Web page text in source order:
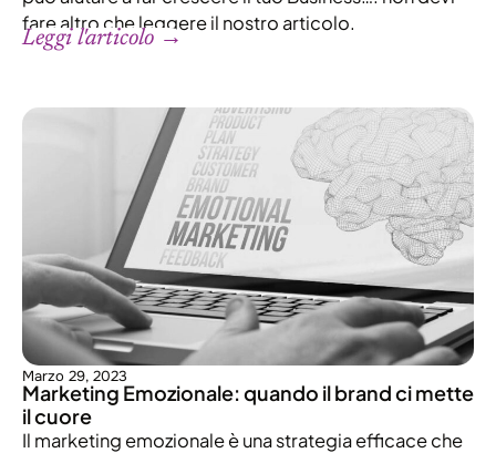
fare altro che leggere il nostro articolo.
Leggi l'articolo →
Marzo 29, 2023
Marketing Emozionale: quando il brand ci mette
il cuore
Il marketing emozionale è una strategia efficace che